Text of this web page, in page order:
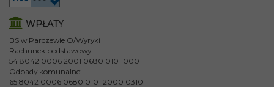
WPŁATY
BS w Parczewie O/Wyryki
Rachunek podstawowy:
54 8042 0006 2001 0680 0101 0001
Odpady komunalne:
65 8042 0006 0680 0101 2000 0310